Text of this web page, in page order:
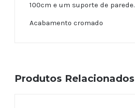
100cm e um suporte de parede.
Acabamento cromado
Produtos Relacionados